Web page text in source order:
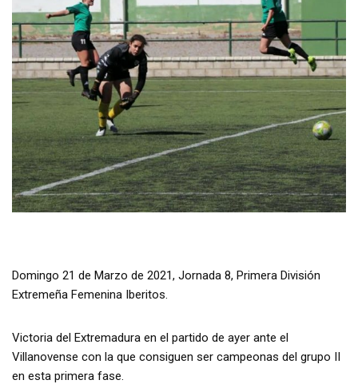
Domingo 21 de Marzo de 2021, Jornada 8, Primera División
Extremeña Femenina Iberitos.
Victoria del Extremadura en el partido de ayer ante el
Villanovense con la que consiguen ser campeonas del grupo II
en esta primera fase.